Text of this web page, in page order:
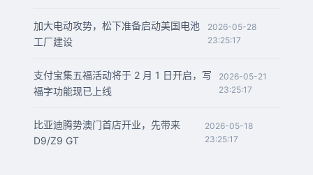
加大电动攻势，松下准备启动美国电池
工厂建设
2026-05-28
23:25:17
支付宝集五福活动将于 2 月 1 日开启，写
福字功能现已上线
2026-05-21
23:25:17
比亚迪腾势澳门首店开业，先带来
D9/Z9 GT
2026-05-18
23:25:17